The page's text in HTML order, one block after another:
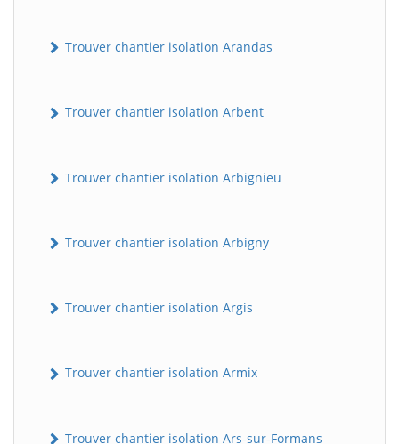
Trouver chantier isolation Arandas
Trouver chantier isolation Arbent
Trouver chantier isolation Arbignieu
Trouver chantier isolation Arbigny
Trouver chantier isolation Argis
Trouver chantier isolation Armix
Trouver chantier isolation Ars-sur-Formans